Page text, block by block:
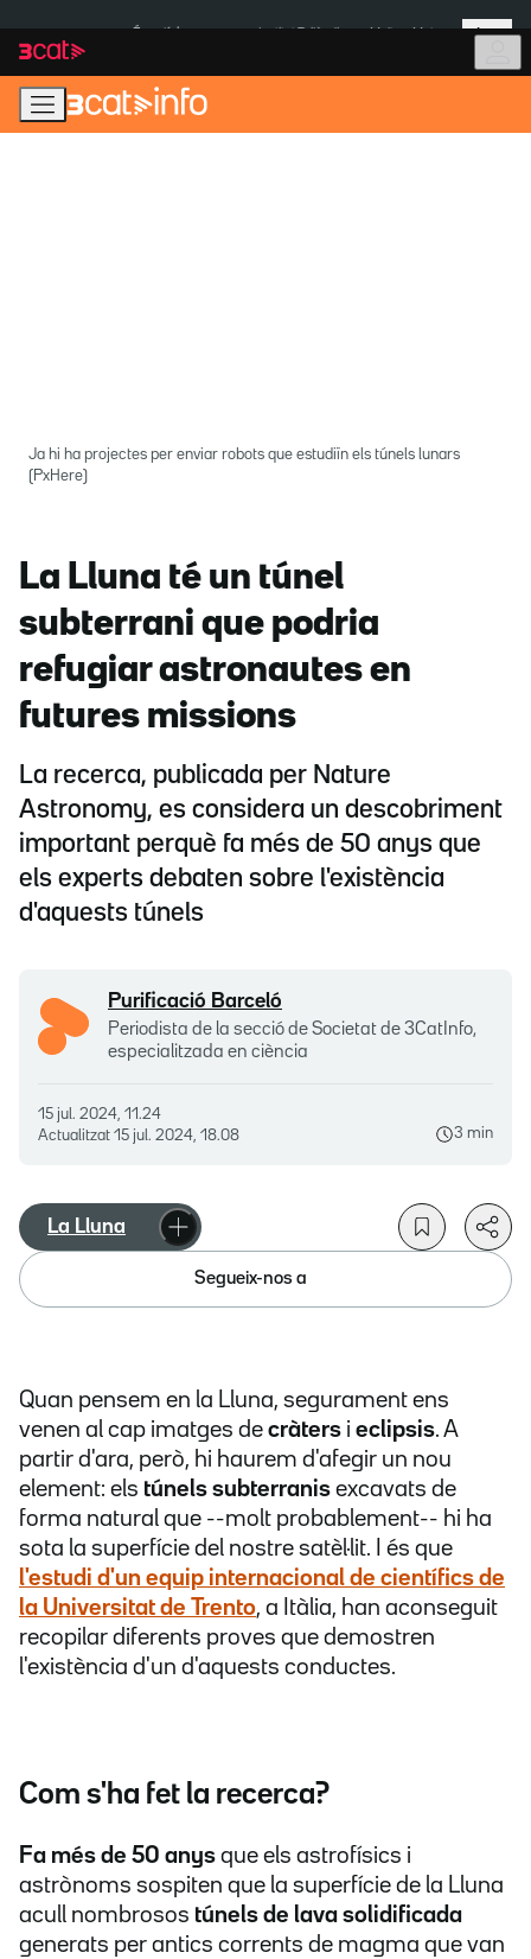
navegació
principal
contingut
Més
Ja hi ha projectes per enviar robots que estudiïn els túnels lunars
(PxHere)
La Lluna té un túnel
subterrani que podria
refugiar astronautes en
futures missions
La recerca, publicada per Nature
Astronomy, es considera un descobriment
important perquè fa més de 50 anys que
els experts debaten sobre l'existència
d'aquests túnels
Purificació Barceló
Periodista de la secció de Societat de 3CatInfo,
especialitzada en ciència
15 jul. 2024, 11.24
Actualitzat 15 jul. 2024, 18.08 3 min
La Lluna
Segueix-nos a
Quan pensem en la Lluna, segurament ens
venen al cap imatges de cràters i eclipsis. A
partir d'ara, però, hi haurem d'afegir un nou
element: els túnels subterranis excavats de
forma natural que --molt probablement-- hi ha
sota la superfície del nostre satèl·lit. I és que
l'estudi d'un equip internacional de científics de
la Universitat de Trento, a Itàlia, han aconseguit
recopilar diferents proves que demostren
l'existència d'un d'aquests conductes.
Com s'ha fet la recerca?
Fa més de 50 anys que els astrofísics i
astrònoms sospiten que la superfície de la Lluna
acull nombrosos túnels de lava solidificada
generats per antics corrents de magma que van